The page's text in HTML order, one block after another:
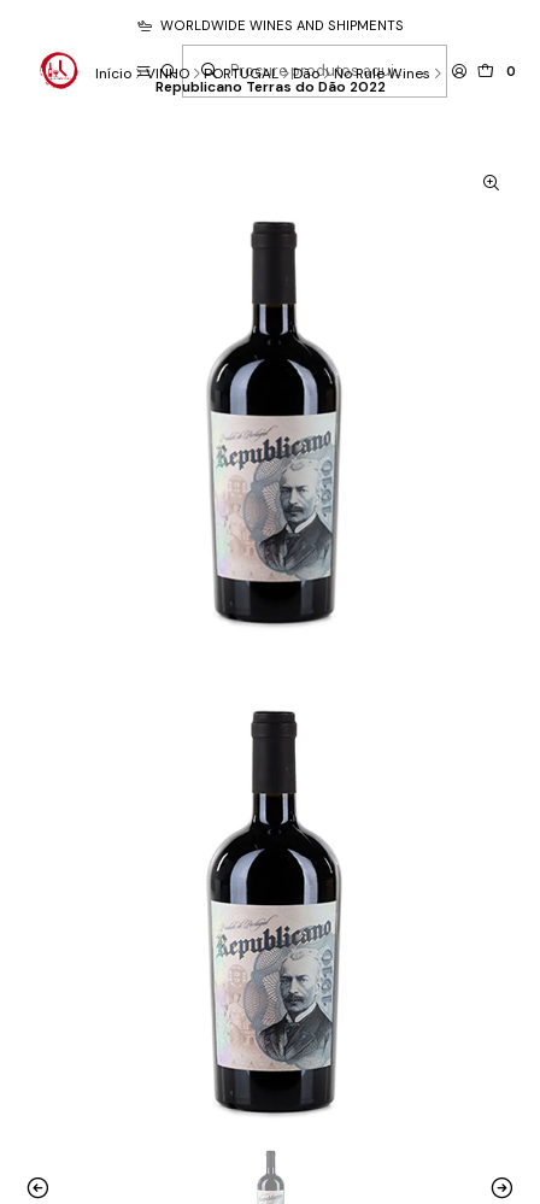
0
WORLDWIDE WINES AND SHIPMENTS
Início VINHO PORTUGAL Dão No Rule Wines
Republicano Terras do Dão 2022